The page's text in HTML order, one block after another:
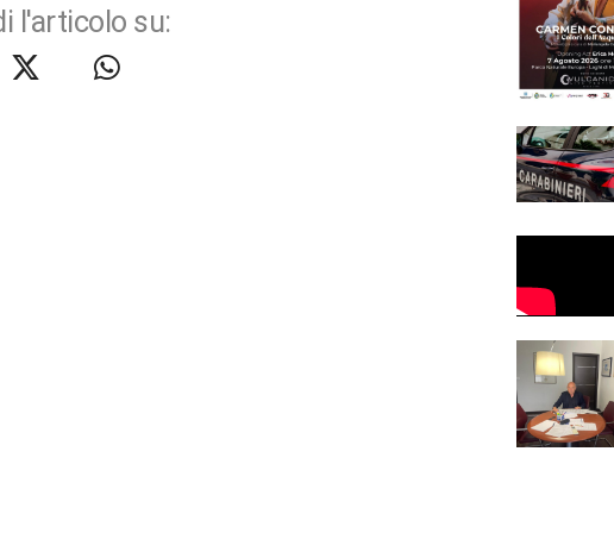
l'articolo su: